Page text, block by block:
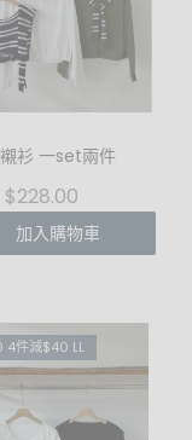
衫 一set兩件
$228.00
加入購物車
4件減$40 LL